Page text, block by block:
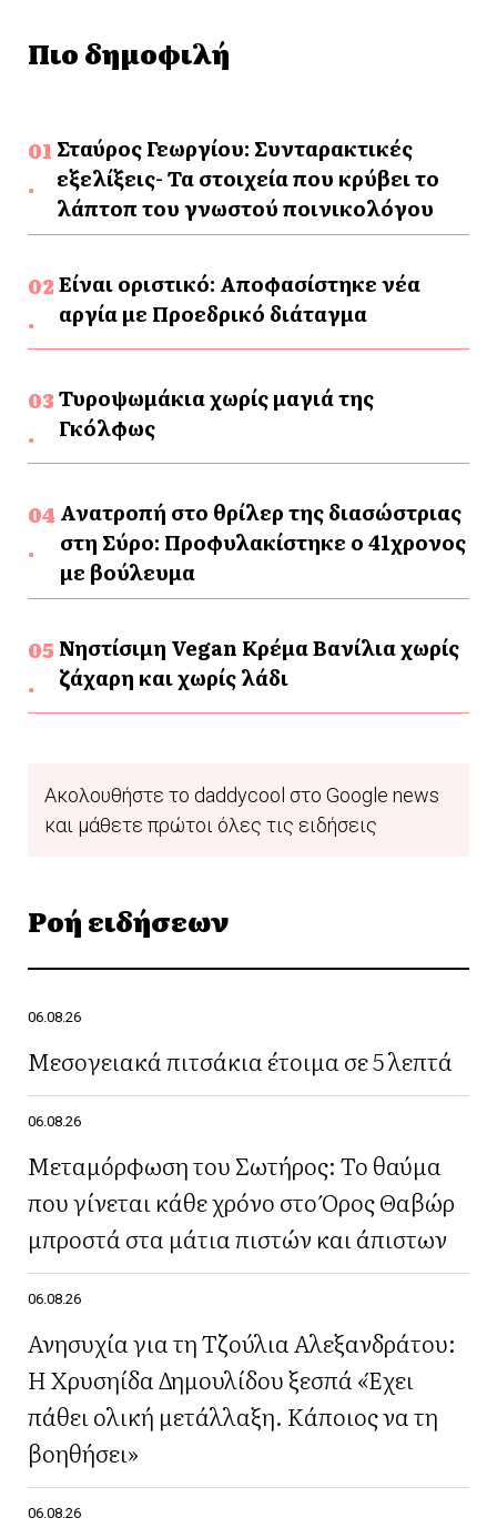
Πιο δημοφιλή
Σταύρος Γεωργίου: Συνταρακτικές
εξελίξεις- Τα στοιχεία που κρύβει το
λάπτοπ του γνωστού ποινικολόγου
Είναι οριστικό: Αποφασίστηκε νέα
αργία με Προεδρικό διάταγμα
Τυροψωμάκια χωρίς μαγιά της
Γκόλφως
Ανατροπή στο θρίλερ της διασώστριας
στη Σύρο: Προφυλακίστηκε ο 41χρονος
με βούλευμα
Νηστίσιμη Vegan Κρέμα Βανίλια χωρίς
ζάχαρη και χωρίς λάδι
Ακολουθήστε το daddycool στο Google news
και μάθετε πρώτοι όλες τις ειδήσεις
Ροή ειδήσεων
06.08.26
Μεσογειακά πιτσάκια έτοιμα σε 5 λεπτά
06.08.26
Μεταμόρφωση του Σωτήρος: Το θαύμα
που γίνεται κάθε χρόνο στο Όρος Θαβώρ
μπροστά στα μάτια πιστών και άπιστων
06.08.26
Ανησυχία για τη Τζούλια Αλεξανδράτου:
Η Χρυσηίδα Δημουλίδου ξεσπά «Έχει
πάθει ολική μετάλλαξη. Κάποιος να τη
βοηθήσει»
06.08.26